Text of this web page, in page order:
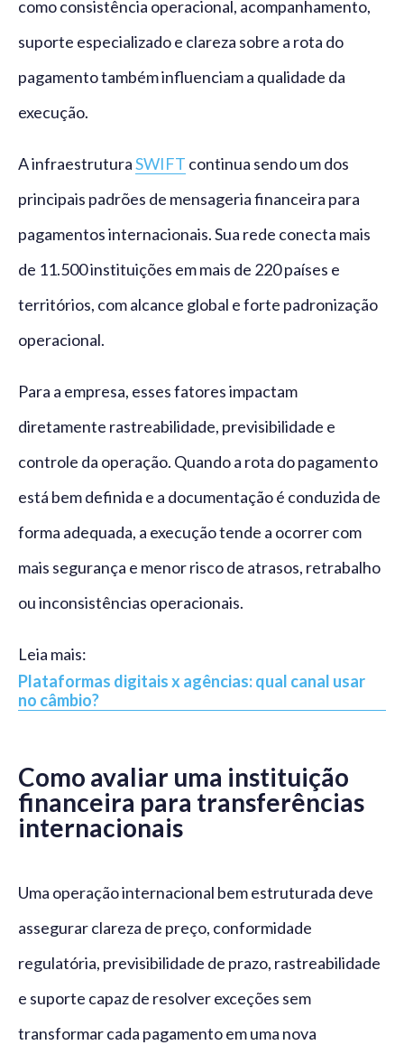
como consistência operacional, acompanhamento,
suporte especializado e clareza sobre a rota do
pagamento também influenciam a qualidade da
execução.
A infraestruturaSWIFT continua sendo um dos
principais padrões de mensageria financeira para
pagamentos internacionais. Sua rede conecta mais
de 11.500 instituições em mais de 220 países e
territórios, com alcance global e forte padronização
operacional.
Para a empresa, esses fatores impactam
diretamente rastreabilidade, previsibilidade e
controle da operação. Quando a rota do pagamento
está bem definida e a documentação é conduzida de
forma adequada, a execução tende a ocorrer com
mais segurança e menor risco de atrasos, retrabalho
ou inconsistências operacionais.
Leia mais:
Plataformas digitais x agências: qual canal usar
no câmbio?
Como avaliar uma instituição
financeira para transferências
internacionais
Uma operação internacional bem estruturada deve
assegurar clareza de preço, conformidade
regulatória, previsibilidade de prazo, rastreabilidade
e suporte capaz de resolver exceções sem
transformar cada pagamento em uma nova